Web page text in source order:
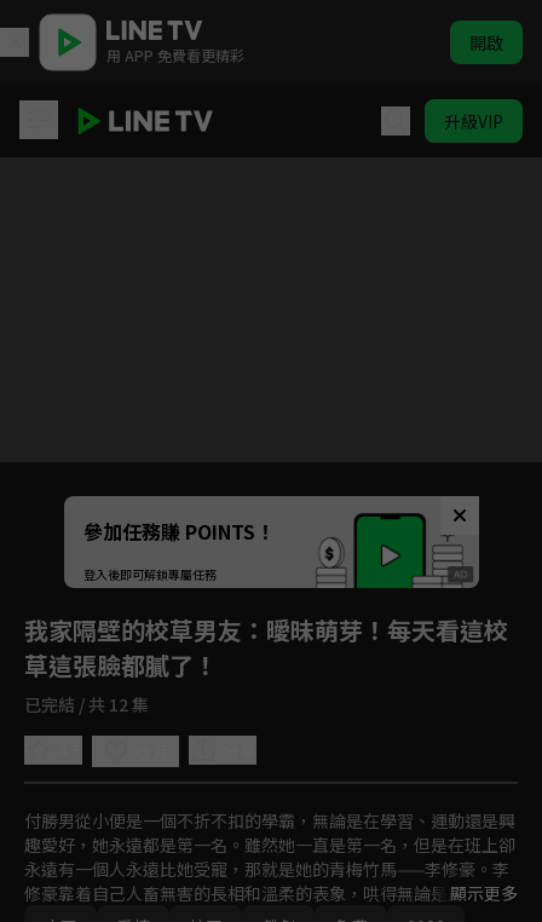
用 APP 免費看更精彩 開啟
升級VIP
Unmute
參加任務賺 POINTS！
登入後即可解鎖專屬任務
我家隔壁的校草男友 ：曖昧萌芽！每天看這校
草這張臉都膩了！
已完結 / 共 12 集
付勝男從小便是一個不折不扣的學霸，無論是在學習、運動還是興
趣愛好，她永遠都是第一名。雖然她一直是第一名，但是在班上卻
永遠有一個人永遠比她受寵，那就是她的青梅竹馬——李修豪。李
修豪靠着自己人畜無害的長相和溫柔的表象，哄得無論是周圍的朋
友還是長輩都十分喜愛，而只有付勝男才知道李修豪有多麼的惡趣
顯示更多